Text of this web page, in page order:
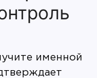
именной